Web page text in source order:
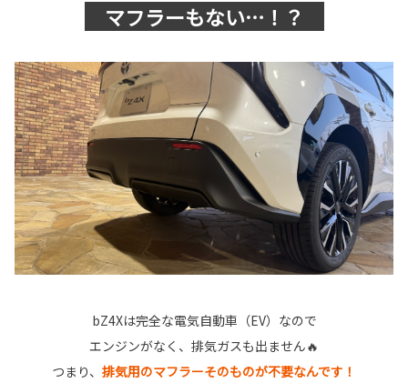
マフラーもない…！？
bZ4Xは完全な電気自動車（EV）なので
エンジンがなく、排気ガスも出ません🔥
つまり、 排気用のマフラーそのものが不要なんです！